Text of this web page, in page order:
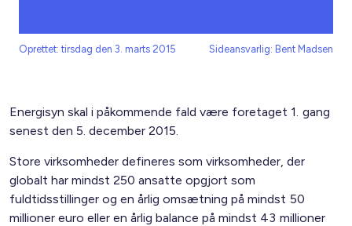
Oprettet: tirsdag den 3. marts 2015 Sideansvarlig: Bent Madsen
Energisyn skal i påkommende fald være foretaget 1. gang
senest den 5. december 2015.
Store virksomheder defineres som virksomheder, der
globalt har mindst 250 ansatte opgjort som
fuldtidsstillinger og en årlig omsætning på mindst 50
millioner euro eller en årlig balance på mindst 43 millioner